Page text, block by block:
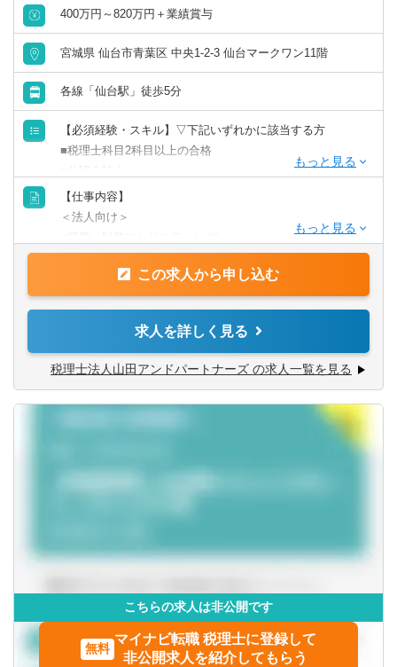
上記案件を通じて、Small~Mid cap領域の投資経営人材プロ
較した場合、多彩なスキルを獲得することが可能です。
動ける方に適した環境です。
400万円～820万円＋業績賞与
宮城県 仙台市青葉区 中央1-2-3 仙台マークワン11階
各線「仙台駅」徒歩5分
【必須経験・スキル】▽下記いずれかに該当する方
■税理士科目2科目以上の合格
【仕事内容】
＜法人向け＞
■企業組織再編・M&Aコンサルティング
■電子帳簿保存法対応コンサルティング
■医療法人税務・設立コンサルティング
■一般社団財団法人設立サポート
この求人から申し込む
求人を詳しく見る
税理士法人山田アンドパートナーズ の求人一覧を見る
こちらの求人は非公開です
無料
マイナビ転職 税理士に登録して
非公開求人を紹介してもらう
中国・四国
山口県
九州・沖縄
大分県